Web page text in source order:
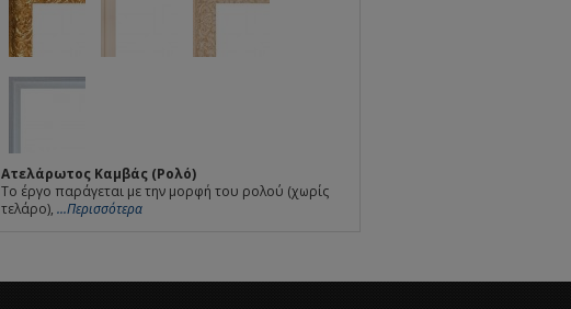
Ατελάρωτος Καμβάς (Ρολό)
Το έργο παράγεται με την μορφή του ρολού (χωρίς
τελάρο), ...Περισσότερα